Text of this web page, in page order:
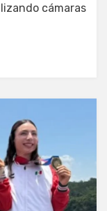
cámaras